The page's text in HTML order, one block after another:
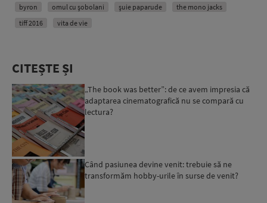
byron omul cu șobolani șuie paparude
the mono jacks
tiff 2016
vita de vie
CITEȘTE ȘI
„The book was better”: de ce avem impresia că
adaptarea cinematografică nu se compară cu
lectura?
Când pasiunea devine venit: trebuie să ne
transformăm hobby-urile în surse de venit?